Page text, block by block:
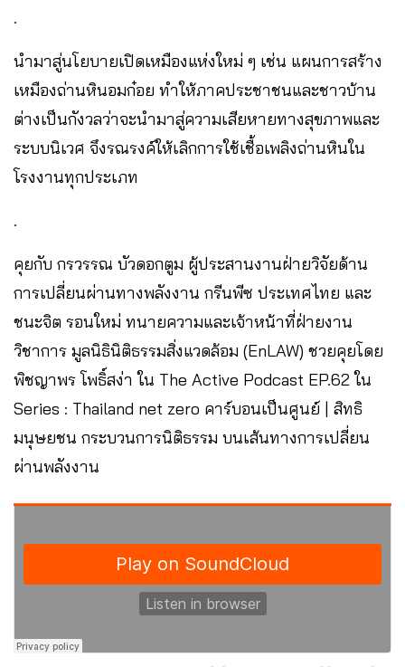
.
นำมาสู่นโยบายเปิดเหมืองแห่งใหม่ ๆ เช่น แผนการสร้าง
เหมืองถ่านหินอมก๋อย ทำให้ภาคประชาชนและชาวบ้าน
ต่างเป็นกังวลว่าจะนำมาสู่ความเสียหายทางสุขภาพและ
ระบบนิเวศ จึงรณรงค์ให้เลิกการใช้เชื้อเพลิงถ่านหินใน
โรงงานทุกประเภท
.
คุยกับ กรวรรณ บัวดอกตูม ผู้ประสานงานฝ่ายวิจัยด้าน
การเปลี่ยนผ่านทางพลังงาน กรีนพีซ ประเทศไทย และ
ชนะจิต รอนใหม่ ทนายความและเจ้าหน้าที่ฝ่ายงาน
วิชาการ มูลนิธินิติธรรมสิ่งแวดล้อม (EnLAW) ชวยคุยโดย
พิชญาพร โพธิ์สง่า ใน The Active Podcast EP.62 ใน
Series : Thailand net zero คาร์บอนเป็นศูนย์ | สิทธิ
มนุษยชน กระบวนการนิติธรรม บนเส้นทางการเปลี่ยน
ผ่านพลังงาน